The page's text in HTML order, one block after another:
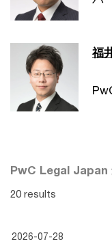
福
PwC Legal Japan
20 results
2026-07-28